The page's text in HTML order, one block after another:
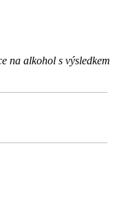
na alkohol s výsledkem